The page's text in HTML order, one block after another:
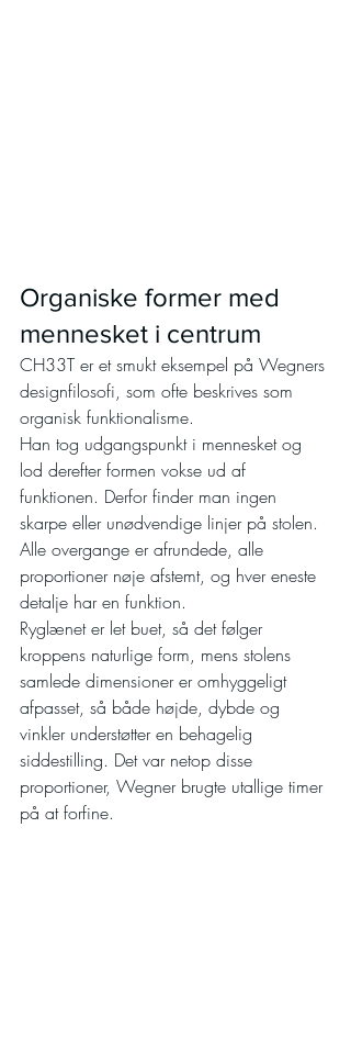
Organiske former med
mennesket i centrum
CH33T er et smukt eksempel på Wegners
designfilosofi, som ofte beskrives som
organisk funktionalisme.
Han tog udgangspunkt i mennesket og
lod derefter formen vokse ud af
funktionen. Derfor finder man ingen
skarpe eller unødvendige linjer på stolen.
Alle overgange er afrundede, alle
proportioner nøje afstemt, og hver eneste
detalje har en funktion.
Ryglænet er let buet, så det følger
kroppens naturlige form, mens stolens
samlede dimensioner er omhyggeligt
afpasset, så både højde, dybde og
vinkler understøtter en behagelig
siddestilling. Det var netop disse
proportioner, Wegner brugte utallige timer
på at forfine.